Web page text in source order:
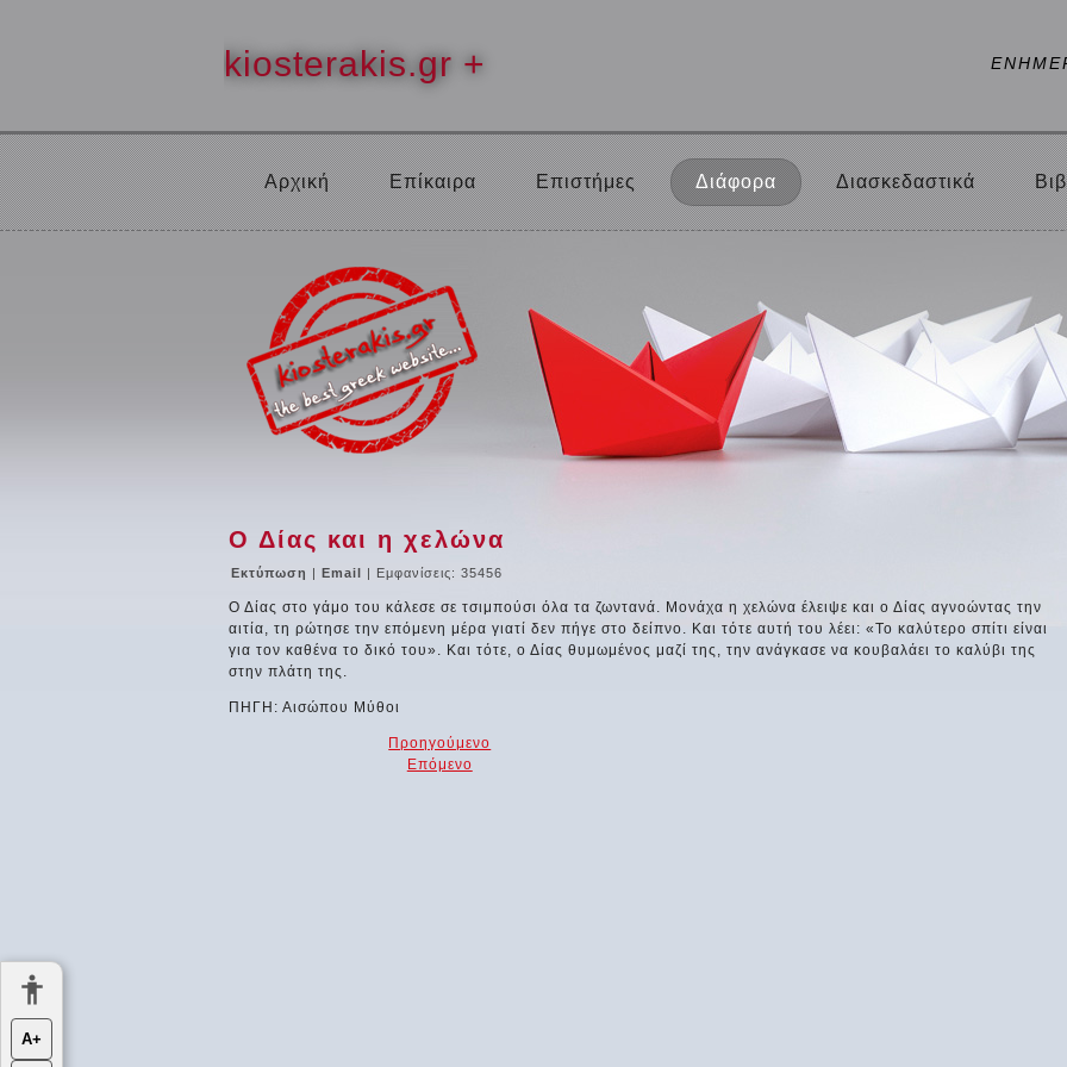
kiosterakis.gr +
Αρχική Επίκαιρα Επιστήμες Διάφορα Διασκεδαστικά
Ο Δίας και η χελώνα
Εκτύπωση | Email | Εμφανίσεις: 35456
Ο Δίας στο γάμο του κάλεσε σε τσιμπούσι όλα τα ζωντανά. Μονάχα η χελώνα έλειψε και ο Δίας αγνοώντας την
αιτία, τη ρώτησε την επόμενη μέρα γιατί δεν πήγε στο δείπνο. Και τότε αυτή του λέει: «Το καλύτερο σπίτι είναι
για τον καθένα το δικό του». Και τότε, ο Δίας θυμωμένος μαζί της, την ανάγκασε να κουβαλάει το καλύβι της
στην πλάτη της.
ΠΗΓΗ: Αισώπου Μύθοι
Προηγούμενο
Επόμενο
Α+